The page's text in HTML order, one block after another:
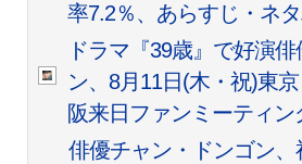
率7.2％、あらすじ・ネ
ドラマ『39歳』で好演
ン、8月11日(木・祝)東
阪来日ファンミーティン
俳優チャン・ドンゴン